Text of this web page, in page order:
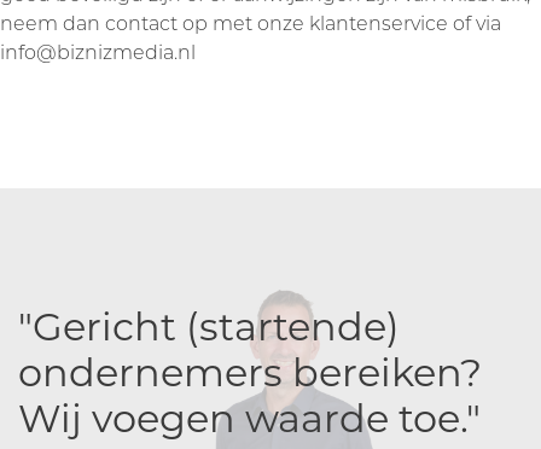
neem dan contact op met onze klantenservice of via
info@biznizmedia.nl
"Gericht (startende)
ondernemers bereiken?
Wij voegen waarde toe."